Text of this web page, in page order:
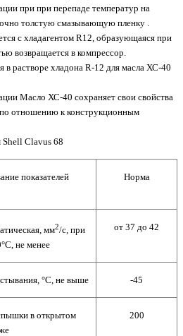
при при перепаде температур на
толстую смазывающую пленку .
с хладагентом R12, образующаяся при
возвращается в компрессор.
в растворе хладона R-12 для масла ХС-40
Масло ХС-40 сохраняет свои свойства
по отношению к конструкционным
Shell Clavus 68
показателей Норма
мм2/с, при
не менее
от 37 до 42
°С, не выше -45
в открытом
200